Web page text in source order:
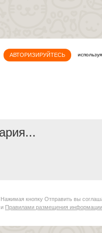
АВТОРИЗИРУЙТЕСЬ
Нажимая кнопку Отправить вы
и Правилами размещения информации